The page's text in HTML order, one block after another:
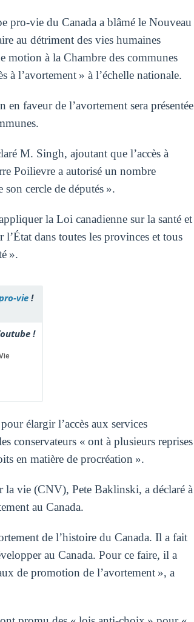
vie du Canada a blâmé le Nouveau
au détriment des vies humaines
motion à la Chambre des communes
à l’avortement » à l’échelle nationale.
faveur de l’avortement sera présentée
M. Singh, ajoutant que l’accès à
Poilievre a autorisé un nombre
cercle de députés ».
la Loi canadienne sur la santé et
l’État dans toutes les provinces et tous
».
vie !
!
élargir l’accès aux services
conservateurs « ont à plusieurs reprises
en matière de procréation ».
vie (CNV), Pete Baklinski, a déclaré à
au Canada.
de l’histoire du Canada. Il a fait
au Canada. Pour ce faire, il a
de promotion de l’avortement », a